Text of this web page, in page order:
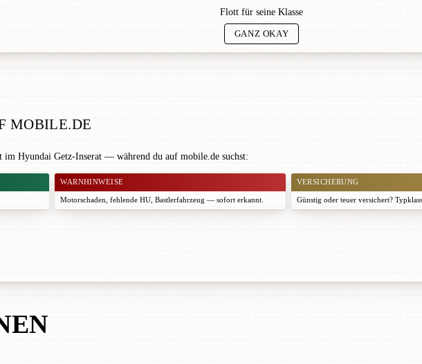
Flott für seine Klasse
GANZ OKAY
MOBILE.DE
im Hyundai Getz-Inserat — während du auf mobile.de suchst:
WARNHINWEISE
Motorschaden, fehlende HU, Bastlerfahrzeug — sofort erkannt.
VERSICHERUNG
Günstig oder teuer versichert?